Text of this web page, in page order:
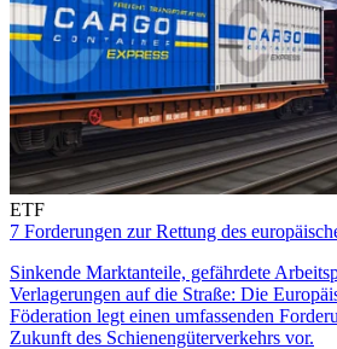
ETF
7 Forderungen zur Rettung des
Sinkende Marktanteile, gefährdete
Verlagerungen auf die Straße: Die
Föderation legt einen umfassenden
Zukunft des Schienengüterverkehrs vor.